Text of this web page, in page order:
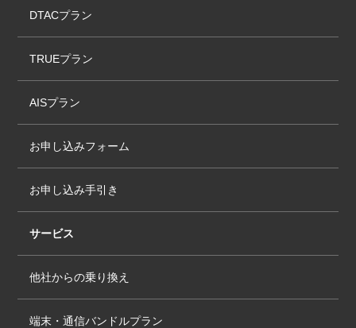
DTACプラン
TRUEプラン
AISプラン
お申し込みフォーム
お申し込み手引き
サービス
他社からの乗り換え
端末・通信バンドルプラン